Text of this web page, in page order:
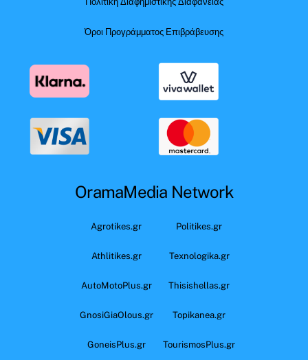
Όροι Προγράμματος Επιβράβευσης
OramaMedia Network
Agrotikes.gr Politikes.gr
Athlitikes.gr Texnologika.gr
AutoMotoPlus.gr Thisishellas.gr
GnosiGiaOlous.gr Topikanea.gr
GoneisPlus.gr TourismosPlus.gr